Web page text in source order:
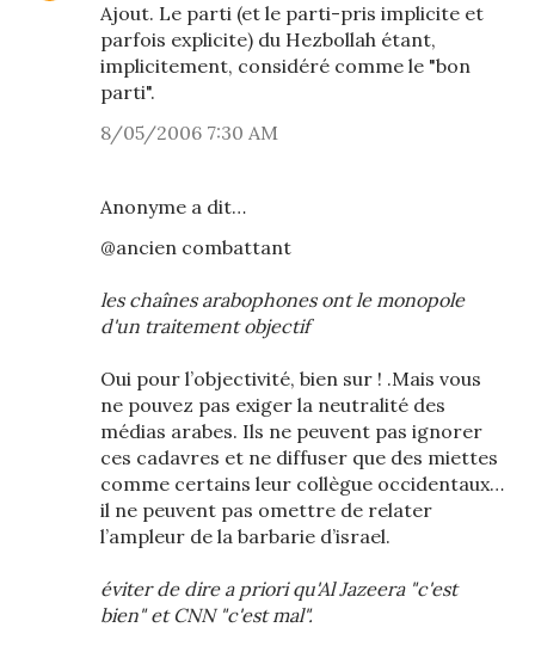
Ajout. Le parti (et le parti-pris implicite et
parfois explicite) du Hezbollah étant,
implicitement, considéré comme le "bon
parti".
8/05/2006 7:30 AM
Anonyme a dit…
@ancien combattant
les chaînes arabophones ont le monopole
d'un traitement objectif
Oui pour l’objectivité, bien sur ! .Mais vous
ne pouvez pas exiger la neutralité des
médias arabes. Ils ne peuvent pas ignorer
ces cadavres et ne diffuser que des miettes
comme certains leur collègue occidentaux…
il ne peuvent pas omettre de relater
l’ampleur de la barbarie d’israel.
éviter de dire a priori qu'Al Jazeera "c'est
bien" et CNN "c'est mal".